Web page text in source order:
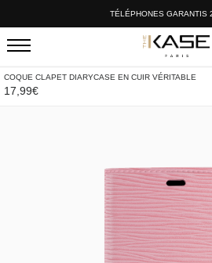
TÉLÉPHONES GARANTIS
COQUE CLAPET DIARYCASE EN CUIR VÉRITABLE
17,99€